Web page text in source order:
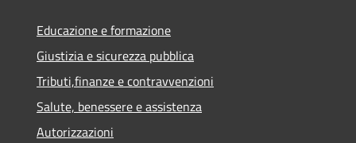
Educazione e formazione
Giustizia e sicurezza pubblica
Tributi,finanze e contravvenzioni
Salute, benessere e assistenza
Autorizzazioni